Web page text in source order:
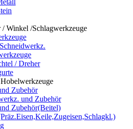
/ Winkel /Schlagwerkzeuge
/ Dreher
Zubehör
und Zubehör
Zubehör(Beitel)